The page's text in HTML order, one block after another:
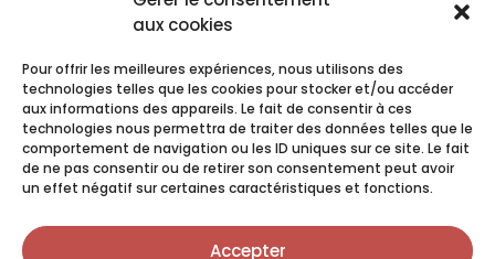
aux cookies
Pour offrir les meilleures expériences, nous utilisons des
technologies telles que les cookies pour stocker et/ou accéder
aux informations des appareils. Le fait de consentir à ces
technologies nous permettra de traiter des données telles que le
comportement de navigation ou les ID uniques sur ce site. Le fait
de ne pas consentir ou de retirer son consentement peut avoir
un effet négatif sur certaines caractéristiques et fonctions.
Accepter
en toute sérénité. – Votre pharmacie urbaine
équipe qualifiée et disponible. –Acheter
Hydroxyurea livraison rapide en ligne–Achat
Cefdinir sans ordonnance pas cher–Acheter
Vfend en ligne sans ordonnance–Achat
Cyproheptadine livraison rapide pas cher–
Achat Chloroquine sans ordonnance pas cher–
Acheter Cenforce meilleur prix pas cher–Achat
Capnat en ligne sans ordonnance